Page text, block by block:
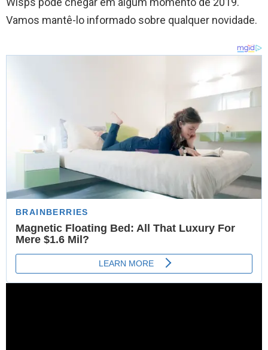
Vamos mantê-lo informado sobre qualquer novidade.